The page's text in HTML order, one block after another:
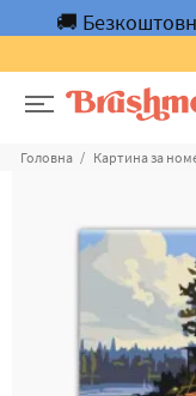
🚚
Головна Картина за